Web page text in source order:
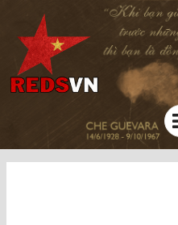
Kênh chia sẻ tri thức cộng đồng